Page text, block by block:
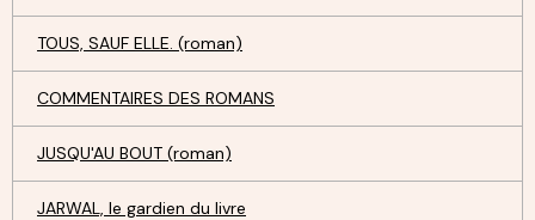
TOUS, SAUF ELLE. (roman)
COMMENTAIRES DES ROMANS
JUSQU'AU BOUT (roman)
JARWAL, le gardien du livre